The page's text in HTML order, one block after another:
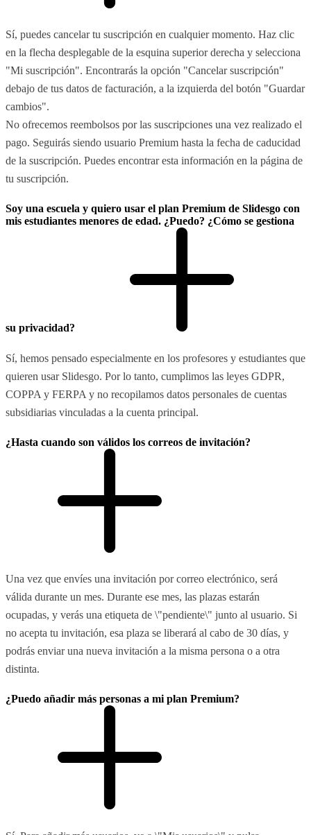
Sí, puedes cancelar tu suscripción en cualquier momento. Haz clic
en la flecha desplegable de la esquina superior derecha y selecciona
"Mi suscripción". Encontrarás la opción "Cancelar suscripción"
debajo de tus datos de facturación, a la izquierda del botón "Guardar
cambios".
No ofrecemos reembolsos por las suscripciones una vez realizado el
pago. Seguirás siendo usuario Premium hasta la fecha de caducidad
de la suscripción. Puedes encontrar esta información en la página de
tu suscripción.
Soy una escuela y quiero usar el plan Premium de Slidesgo con
mis estudiantes menores de edad. ¿Puedo? ¿Cómo se gestiona
su privacidad?
Sí, hemos pensado especialmente en los profesores y estudiantes que
quieren usar Slidesgo. Por lo tanto, cumplimos las leyes GDPR,
COPPA y FERPA y no recopilamos datos personales de cuentas
subsidiarias vinculadas a la cuenta principal.
¿Hasta cuando son válidos los correos de invitación?
Una vez que envíes una invitación por correo electrónico, será
válida durante un mes. Durante ese mes, las plazas estarán
ocupadas, y verás una etiqueta de \"pendiente\" junto al usuario. Si
no acepta tu invitación, esa plaza se liberará al cabo de 30 días, y
podrás enviar una nueva invitación a la misma persona o a otra
distinta.
¿Puedo añadir más personas a mi plan Premium?